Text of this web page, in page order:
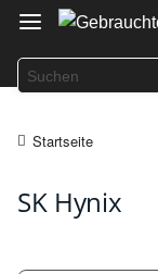
Startseite
SK Hynix